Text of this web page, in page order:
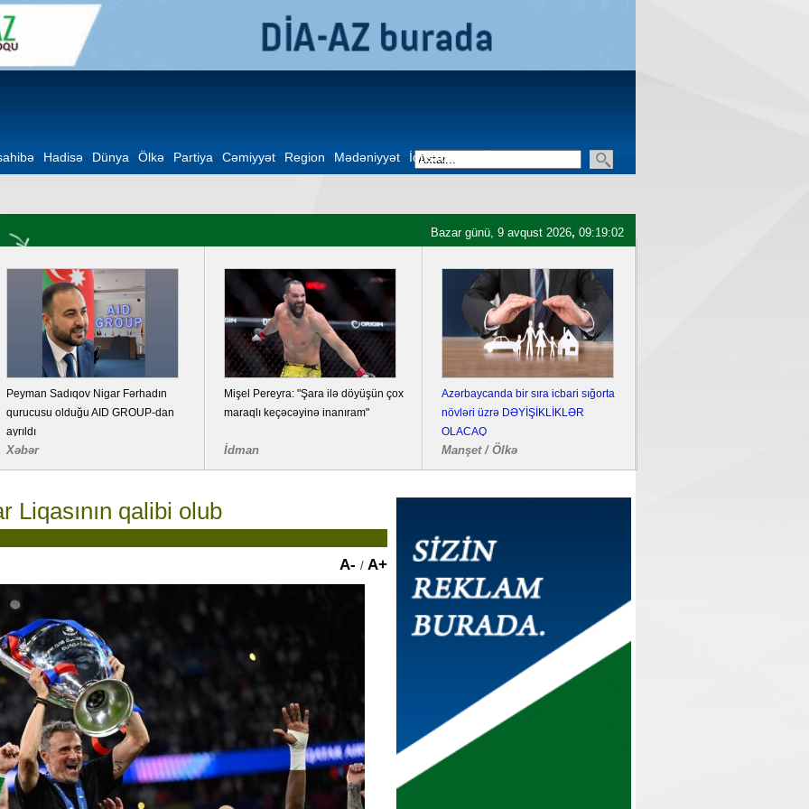
Hadisə Dünya Ölkə Partiya Cəmiyyət Region Mədəniyyət İqtisadiyyat
Bazar günü, 9 avqust 2026, 09:19:03
Peyman Sadıqov Nigar Fərhadın
qurucusu olduğu AID GROUP-dan
ayrıldı
Xəbər
Mişel Pereyra: "Şara ilə döyüşün çox
maraqlı keçəcəyinə inanıram"
İdman
Azərbaycanda bir sıra icbari sığorta
növləri üzrə DƏYİŞİKLİKLƏR
OLACAQ
Manşet / Ölkə
Liqasının qalibi olub
A- / A+